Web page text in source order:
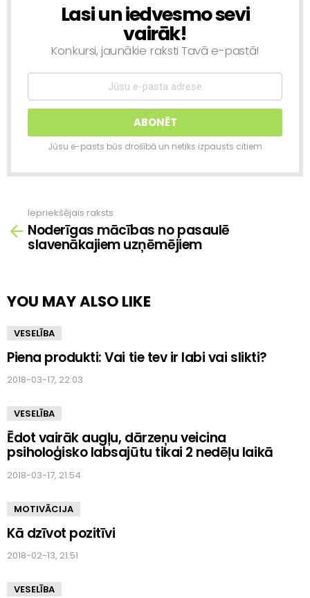
NEWSLETTER
Lasi un iedvesmo sevi
vairāk!
Konkursi, jaunākie raksti Tavā e-pastā!
Jūsu e-pasts būs drošībā un netiks izpausts citiem
Skatīt
vairāk
Iepriekšējais raksts
Noderīgas mācības no pasaulē
slavenākajiem uzņēmējiem
YOU MAY ALSO LIKE
VESELĪBA
Piena produkti: Vai tie tev ir labi vai slikti?
2018-03-17, 22:03
VESELĪBA
Ēdot vairāk augļu, dārzeņu veicina
psiholoģisko labsajūtu tikai 2 nedēļu laikā
2018-03-17, 21:54
MOTIVĀCIJA
Kā dzīvot pozitīvi
2018-02-13, 21:51
VESELĪBA